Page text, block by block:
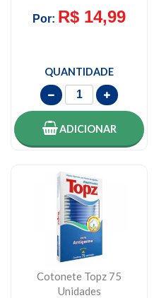
Por: R$ 14,99
QUANTIDADE
ADICIONAR
Cotonete Topz 75
Unidades